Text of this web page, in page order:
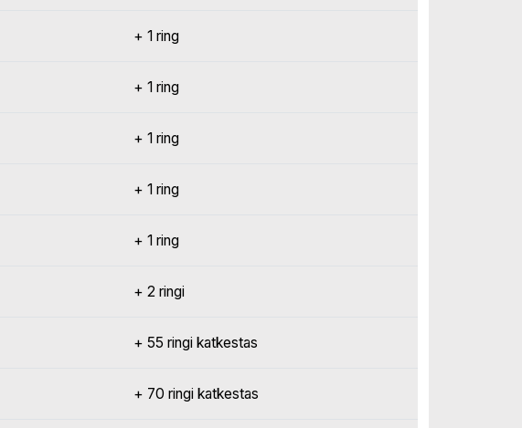
+ 1 ring
+ 1 ring
+ 1 ring
+ 1 ring
+ 1 ring
+ 2 ringi
+ 55 ringi katkestas
+ 70 ringi katkestas